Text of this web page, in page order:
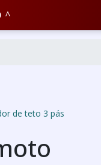
de teto 3 pás